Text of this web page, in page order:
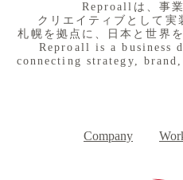
​Reproallは、事
クリエイティブとして
札幌を拠点に、日本と世界
Reproall is a business
connecting strategy,
Company